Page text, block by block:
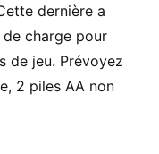
dernière a
charge pour
de jeu. Prévoyez
2 piles AA non